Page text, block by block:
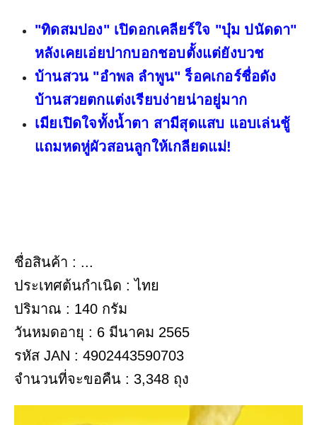
"ทิดสมปอง" เปิดอกเคลียร์ใจ "บุ๋ม ปนัดดา"
หลังเคยเอ่ยปากบอกชอบตั้งแต่ยังบวช
บ้านสวน "อำพล ลำพูน" ร็อคเกอร์ชื่อดัง
บ้านสวยตกแต่งเรียบง่ายน่าอยู่มาก
เมียเปิดใจทั้งน้ำตา สามีสุดแสบ แอบเล่นชู้
แถมหดหู่ผัวสอนลูกให้เกลียดแม่!
ชื่อสินค้า : ...
ประเทศต้นกำเนิด : ไทย
ปริมาณ : 140 กรัม
วันหมดอายุ : 6 มีนาคม 2565
รหัส JAN : 4902443590703
จำนวนที่จะขอคืน : 3,348 ถุง